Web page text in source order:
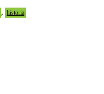
, historia